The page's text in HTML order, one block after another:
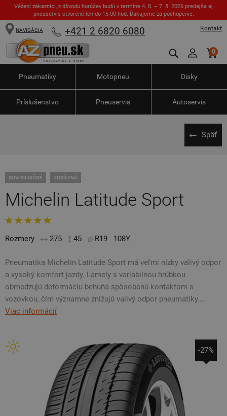
Vážení zákazníci, z dôvodu horúčav budú v termíne 4. 8. – 7. 8. 2026 predajňa aj
pneuservis otvorené len do 15:00 hod. Ďakujeme za pochopenie.
Kontakt
NAVIGÁCIA +421 2 6820 6080
0
Pneumatiky Motopneu Disky
Príslušenstvo Pneuservis Autoservis
Späť
SUV-SILNIČNÉ ZOSÍLENÁ
Michelin Latitude Sport
Rozmery 275 45 R19 108Y
Pneumatika Michelin Latitude Sport má veľmi nízky valivý odpor
a vysoký komfort jazdy. Lamely s variabilnou hrúbkou
obmedzujú deformáciu behúňa spôsobenú kontaktom s
vozovkou, čím významne znižujú valivý odpor pneumatiky....
Viac informácií
-27%